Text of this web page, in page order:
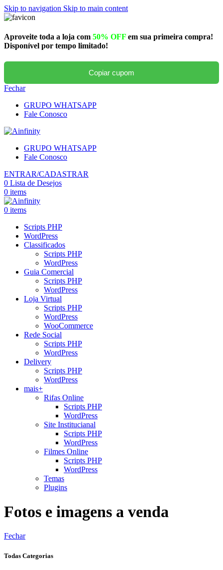
Skip to navigation Skip to main content
Aproveite toda a loja com 50% OFF em sua primeira compra!
Disponível por tempo limitado!
Copiar cupom
Fechar
GRUPO WHATSAPP
Fale Conosco
GRUPO WHATSAPP
Fale Conosco
ENTRAR/CADASTRAR
0 Lista de Desejos
0 items
0 items
Scripts PHP
WordPress
Classificados
Scripts PHP
WordPress
Guia Comercial
Scripts PHP
WordPress
Loja Virtual
Scripts PHP
WordPress
WooCommerce
Rede Social
Scripts PHP
WordPress
Delivery
Scripts PHP
WordPress
mais+
Rifas Online
Scripts PHP
WordPress
Site Institucianal
Scripts PHP
WordPress
Filmes Online
Scripts PHP
WordPress
Temas
Plugins
Fotos e imagens a venda
Fechar
Todas Categorias